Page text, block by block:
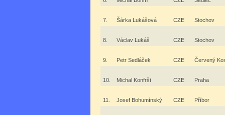
7. Šárka Lukášová CZE Stochov
8. Václav Lukáš CZE Stochov
9. Petr Sedláček CZE Červený
10. Michal Konfršt CZE Praha
11. Josef Bohumínský CZE Příbor